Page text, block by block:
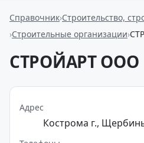
Справочник Строительство,
Строительные организации
СТРОЙАРТ ООО
Адрес
Кострома г.,